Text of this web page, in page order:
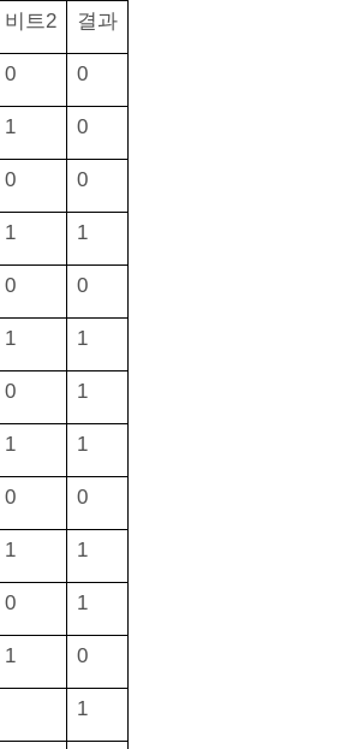
비트2 결과
0 0
1 0
0 0
1 1
0 0
1 1
0 1
1 1
0 0
1 1
0 1
1 0
1